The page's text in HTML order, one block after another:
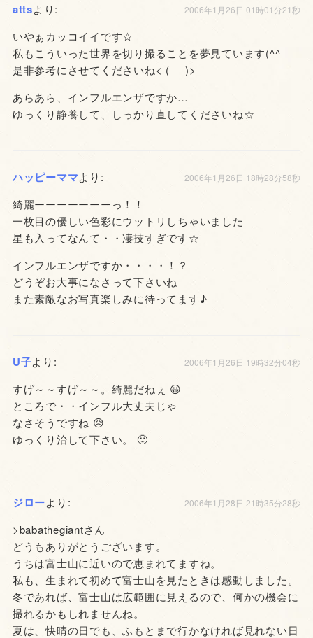
attsより: 2006年1月26日 01時01分21秒
いやぁカッコイイです☆
私もこういった世界を切り撮ることを夢見ています(^^ゞ
是非参考にさせてくださいね< (_ _)>
あらあら、インフルエンザですか…
ゆっくり静養して、しっかり直してくださいね☆
ハッピーママより: 2006年1月26日 18時28分58秒
綺麗ーーーーーーーっ！！
一枚目の優しい色彩にウットリしちゃいました
星も入ってなんて・・凄技すぎです☆
インフルエンザですか・・・・！？
どうぞお大事になさって下さいね
また素敵なお写真楽しみに待ってます♪
U子より: 2006年1月26日 19時32分04秒
すげ～～すげ～～。綺麗だねぇ 😀
ところで・・インフル大丈夫じゃ
なさそうですね 😥
ゆっくり治して下さい。 🙂
ジローより: 2006年1月28日 21時35分28秒
>babathegiantさん
どうもありがとうございます。
うちは富士山に近いので恵まれてますね。
私も、生まれて初めて富士山を見たときは感動しました。
冬であれば、富士山は広範囲に見えるので、何かの機会に
撮れるかもしれませんね。
夏は、快晴の日でも、ふもとまで行かなければ見れない日